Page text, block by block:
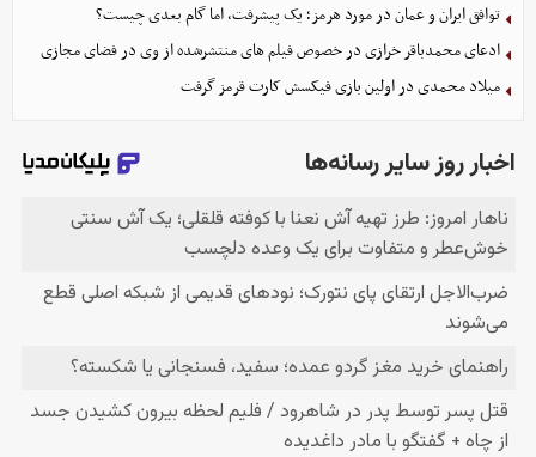
توافق ایران و عمان در مورد هرمز؛ یک پیشرفت، اما گام بعدی چیست؟
ادعای محمدباقر خرازی در خصوص فیلم های منتشرشده از وی در فضای مجازی
میلاد محمدی در اولین بازی فیکسش کارت قرمز گرفت